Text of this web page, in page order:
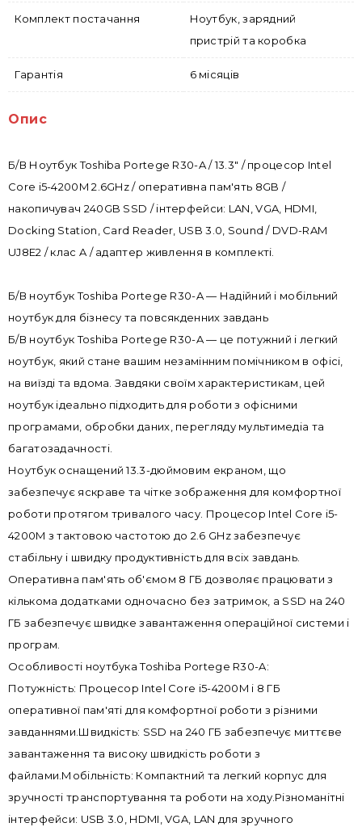
Комплект постачання
Ноутбук, зарядний
пристрій та коробка
Гарантія 6 місяців
Опис
Б/В Ноутбук Toshiba Portege R30-A / 13.3" / процесор Intel
Core i5-4200M 2.6GHz / оперативна пам'ять 8GB /
накопичувач 240GB SSD / інтерфейси: LAN, VGA, HDMI,
Docking Station, Card Reader, USB 3.0, Sound / DVD-RAM
UJ8E2 / клас A / адаптер живлення в комплекті.
Б/В ноутбук Toshiba Portege R30-A — Надійний і мобільний
ноутбук для бізнесу та повсякденних завдань
Б/В ноутбук Toshiba Portege R30-A — це потужний і легкий
ноутбук, який стане вашим незамінним помічником в офісі,
на виїзді та вдома. Завдяки своїм характеристикам, цей
ноутбук ідеально підходить для роботи з офісними
програмами, обробки даних, перегляду мультимедіа та
багатозадачності.
Ноутбук оснащений 13.3-дюймовим екраном, що
забезпечує яскраве та чітке зображення для комфортної
роботи протягом тривалого часу. Процесор Intel Core i5-
4200M з тактовою частотою до 2.6 GHz забезпечує
стабільну і швидку продуктивність для всіх завдань.
Оперативна пам'ять об'ємом 8 ГБ дозволяє працювати з
кількома додатками одночасно без затримок, а SSD на 240
ГБ забезпечує швидке завантаження операційної системи і
програм.
Особливості ноутбука Toshiba Portege R30-A:
Потужність: Процесор Intel Core i5-4200M і 8 ГБ
оперативної пам'яті для комфортної роботи з різними
завданнями.Швидкість: SSD на 240 ГБ забезпечує миттєве
завантаження та високу швидкість роботи з
файлами.Мобільність: Компактний та легкий корпус для
зручності транспортування та роботи на ходу.Різноманітні
інтерфейси: USB 3.0, HDMI, VGA, LAN для зручного